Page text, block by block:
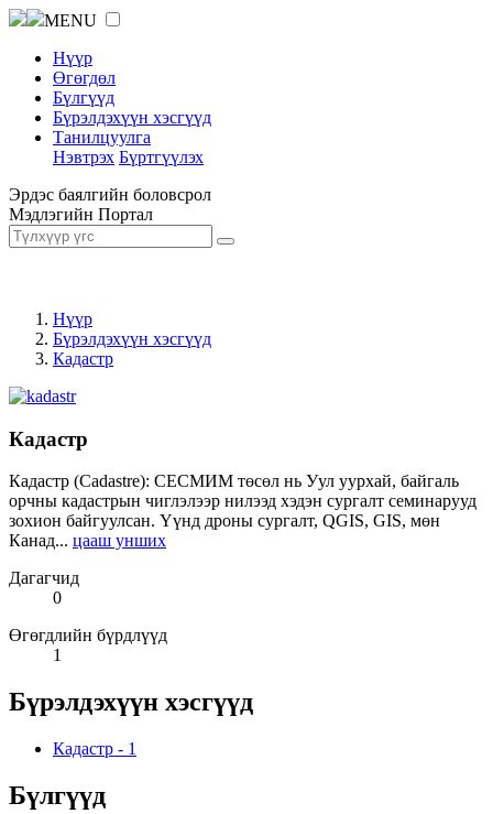
MENU
Нүүр
Өгөгдөл
Бүлгүүд
Бүрэлдэхүүн хэсгүүд
Танилцуулга
Нэвтрэх Бүртгүүлэх
Эрдэс баялгийн боловсрол
Мэдлэгийн Портал
Нүүр
Бүрэлдэхүүн хэсгүүд
Кадастр
Кадастр
Кадастр (Cadastre): СЕСМИМ төсөл нь Уул уурхай, байгаль
орчны кадастрын чиглэлээр нилээд хэдэн сургалт семинарууд
зохион байгуулсан. Үүнд дроны сургалт, QGIS, GIS, мөн
Канад... цааш унших
Дагагчид
0
Өгөгдлийн бүрдлүүд
1
Бүрэлдэхүүн хэсгүүд
Кадастр - 1
Бүлгүүд